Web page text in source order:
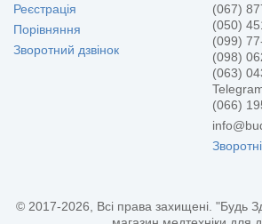
Реєстрація
Порівняння
Зворотний дзвінок
(067)
(050)
(099)
(098)
(063)
(066)
© 2017-2026, Всі права захищені. "Будь